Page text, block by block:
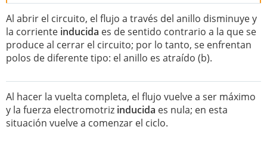
Al abrir el circuito, el flujo a través del anillo disminuye y
la corriente inducida es de sentido contrario a la que se
produce al cerrar el circuito; por lo tanto, se enfrentan
polos de diferente tipo: el anillo es atraído (b).
Al hacer la vuelta completa, el flujo vuelve a ser máximo
y la fuerza electromotriz inducida es nula; en esta
situación vuelve a comenzar el ciclo.